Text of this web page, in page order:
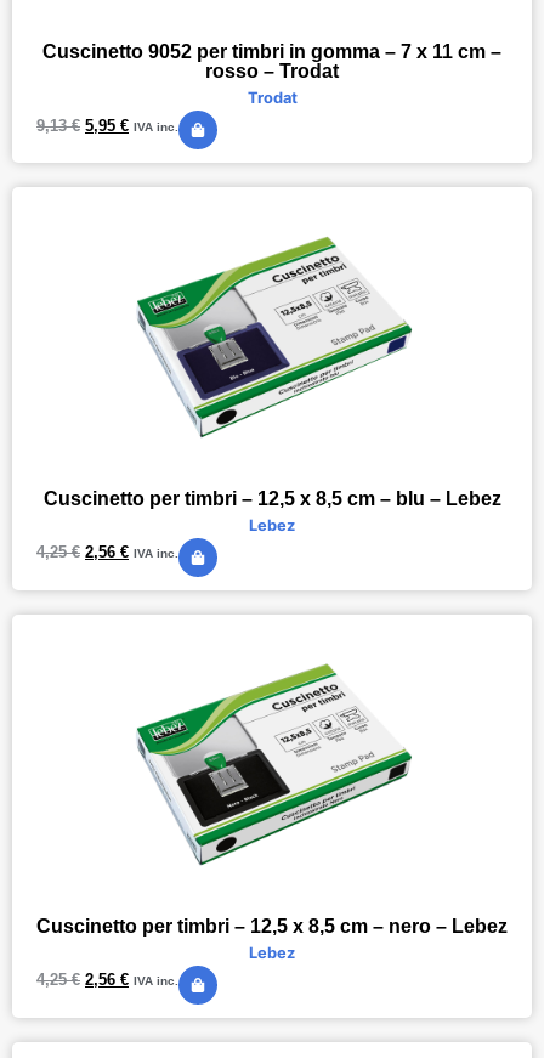
Cuscinetto 9052 per timbri in gomma – 7 x 11 cm –
rosso – Trodat
Trodat
9,13€ 5,95 € IVA inc.
Cuscinetto per timbri – 12,5 x 8,5 cm – blu – Lebez
Lebez
4,25€ 2,56 € IVA inc.
Cuscinetto per timbri – 12,5 x 8,5 cm – nero – Lebez
Lebez
4,25€ 2,56 € IVA inc.